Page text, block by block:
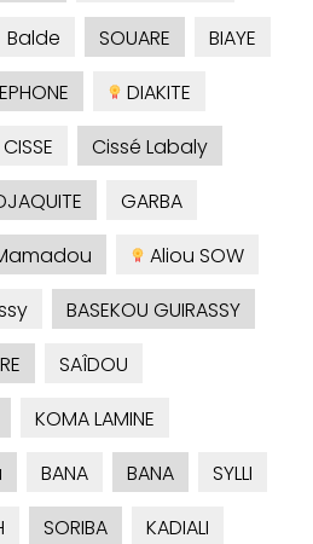
Balde SOUARE
BIAYE
DIAKITE
CISSE
Cissé Labaly
GARBA
Aliou SOW
BASEKOU GUIRASSY
SAÎDOU
KOMA LAMINE
BANA BANA
SYLLI
SORIBA
KADIALI